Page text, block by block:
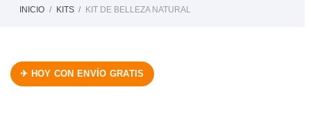
INICIO KITS KIT DE BELLEZA NATURAL
✈ HOY CON ENVÍO GRATIS